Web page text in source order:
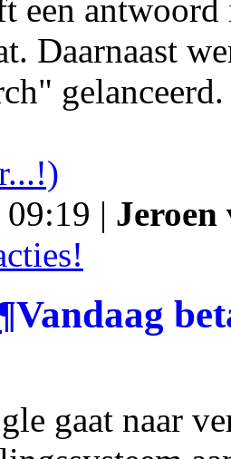
een
Daarnaast
gelanceerd.
| Jeroen
Vandaag
gaat naar